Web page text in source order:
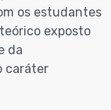
os estudantes
exposto
da
caráter